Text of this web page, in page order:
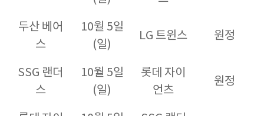
두산 베어
스
10월 5일
(일)
LG 트윈스 원정
SSG 랜더
스
10월 5일
(일)
롯데 자이
언츠
원정